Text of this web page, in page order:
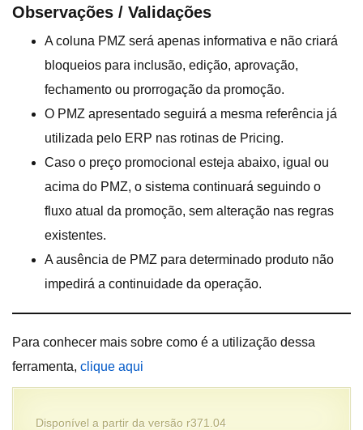
Observações / Validações
A coluna PMZ será apenas informativa e não criará
bloqueios para inclusão, edição, aprovação,
fechamento ou prorrogação da promoção.
O PMZ apresentado seguirá a mesma referência já
utilizada pelo ERP nas rotinas de Pricing.
Caso o preço promocional esteja abaixo, igual ou
acima do PMZ, o sistema continuará seguindo o
fluxo atual da promoção, sem alteração nas regras
existentes.
A ausência de PMZ para determinado produto não
impedirá a continuidade da operação.
Para conhecer mais sobre como é a utilização dessa
ferramenta, clique aqui
Disponível a partir da versão r371.04